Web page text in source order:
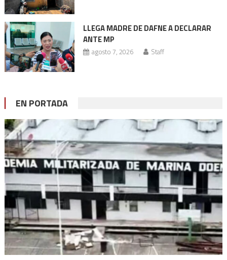
LLEGA MADRE DE DAFNE A DECLARAR
ANTE MP
agosto 7, 2026 Staff
EN PORTADA